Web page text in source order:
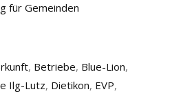
für Gemeinden
, Betriebe, Blue-Lion,
Ilg-Lutz, Dietikon, EVP,